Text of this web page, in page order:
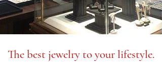
The best jewelry to your lifestyle.